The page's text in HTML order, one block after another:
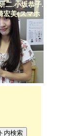
二.小坂恭子.
宏美(スマホ